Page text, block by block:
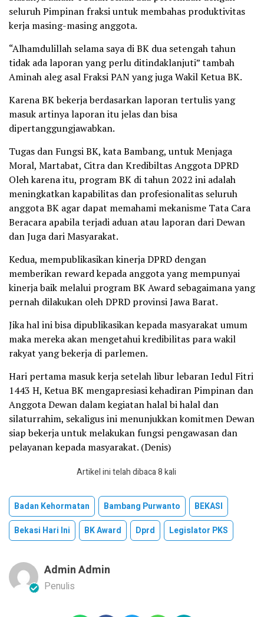
seluruh Pimpinan fraksi untuk membahas produktivitas
kerja masing-masing anggota.
“Alhamdulillah selama saya di BK dua setengah tahun
tidak ada laporan yang perlu ditindaklanjuti” tambah
Aminah aleg asal Fraksi PAN yang juga Wakil Ketua BK.
Karena BK bekerja berdasarkan laporan tertulis yang
masuk artinya laporan itu jelas dan bisa
dipertanggungjawabkan.
Tugas dan Fungsi BK, kata Bambang, untuk Menjaga
Moral, Martabat, Citra dan Kredibiltas Anggota DPRD
Oleh karena itu, program BK di tahun 2022 ini adalah
meningkatkan kapabilitas dan profesionalitas seluruh
anggota BK agar dapat memahami mekanisme Tata Cara
Beracara apabila terjadi aduan atau laporan dari Dewan
dan Juga dari Masyarakat.
Kedua, mempublikasikan kinerja DPRD dengan
memberikan reward kepada anggota yang mempunyai
kinerja baik melalui program BK Award sebagaimana yang
pernah dilakukan oleh DPRD provinsi Jawa Barat.
Jika hal ini bisa dipublikasikan kepada masyarakat umum
maka mereka akan mengetahui kredibilitas para wakil
rakyat yang bekerja di parlemen.
Hari pertama masuk kerja setelah libur lebaran Iedul Fitri
1443 H, Ketua BK mengapresiasi kehadiran Pimpinan dan
Anggota Dewan dalam kegiatan halal bi halal dan
silaturrahim, sekaligus ini menunjukkan komitmen Dewan
siap bekerja untuk melakukan fungsi pengawasan dan
pelayanan kepada masyarakat. (Denis)
Artikel ini telah dibaca 8 kali
Badan Kehormatan Bambang Purwanto
BEKASI
Bekasi Hari Ini
BK Award Dprd Legislator PKS
Admin Admin
Penulis